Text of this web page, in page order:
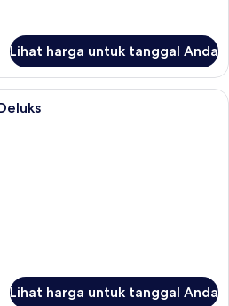
Lihat harga untuk tanggal Anda
Kamar Double atau Twin Deluks |
Lihat harga untuk tanggal Anda